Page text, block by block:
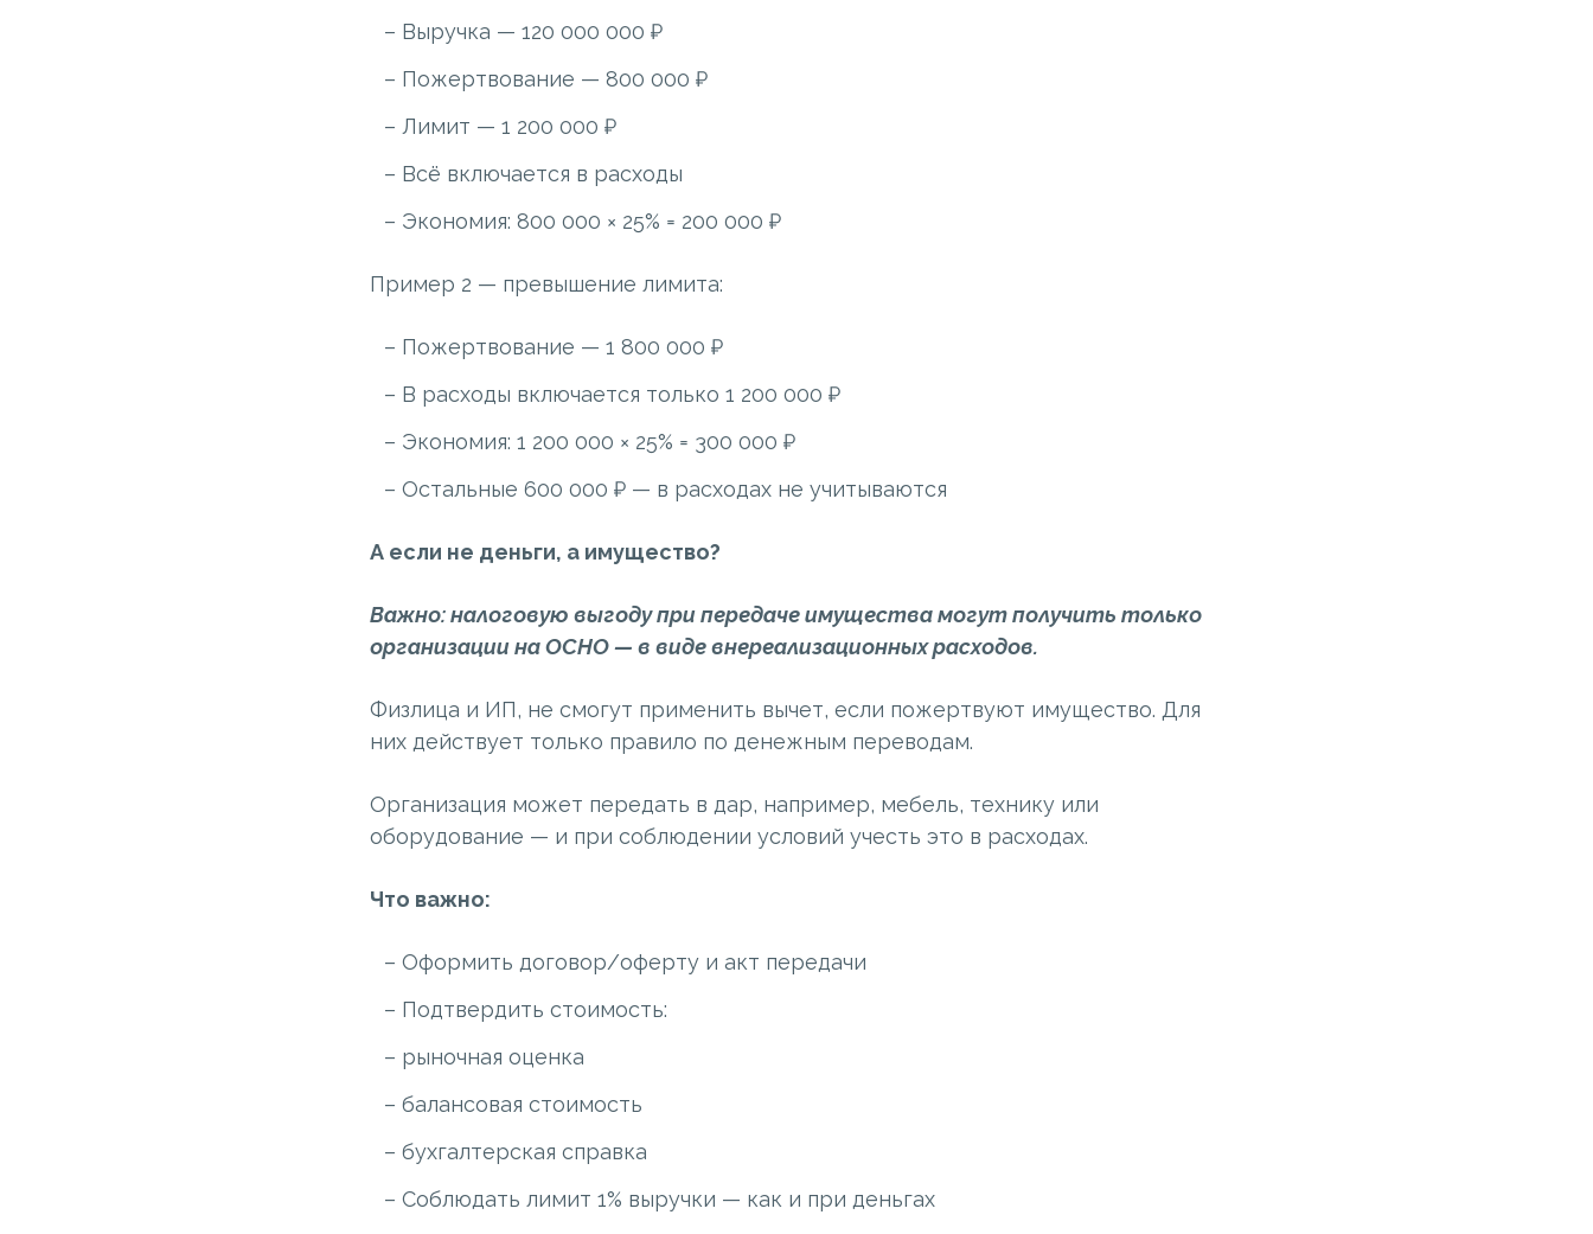
Выручка — 120 000 000 ₽
Пожертвование — 800 000 ₽
Лимит — 1 200 000 ₽
Всё включается в расходы
Экономия: 800 000 × 25% = 200 000 ₽
Пример 2 — превышение лимита:
Пожертвование — 1 800 000 ₽
В расходы включается только 1 200 000 ₽
Экономия: 1 200 000 × 25% = 300 000 ₽
Остальные 600 000 ₽ — в расходах не учитываются
А если не деньги, а имущество?
Важно: налоговую выгоду при передаче имущества могут получить только
организации на ОСНО — в виде внереализационных расходов.
Физлица и ИП, не смогут применить вычет, если пожертвуют имущество. Для
них действует только правило по денежным переводам.
Организация может передать в дар, например, мебель, технику или
оборудование — и при соблюдении условий учесть это в расходах.
Что важно:
Оформить договор/оферту и акт передачи
Подтвердить стоимость:
рыночная оценка
балансовая стоимость
бухгалтерская справка
Соблюдать лимит 1% выручки — как и при деньгах